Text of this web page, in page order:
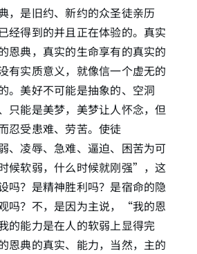
，是旧约、新约的众圣徒亲历
经得到的并且正在体验的。真实
恩典，真实的生命享有的真实的
有实质意义，就像信一个虚无的
。美好不可能是抽象的、空洞
只能是美梦，美梦让人怀念，但
忍受患难、劳苦。使徒
凌辱、急难、逼迫、困苦为可
候软弱，什么时候就刚强”，这
吗？是精神胜利吗？是宿命的隐
吗？不，是因为主说，“我的恩
的能力是在人的软弱上显得完
恩典的真实、能力，当然，主的